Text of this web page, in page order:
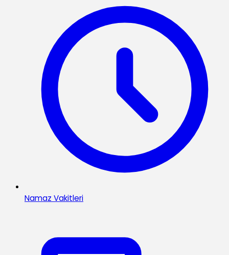
Namaz Vakitleri